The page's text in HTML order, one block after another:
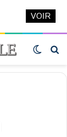
Switch
VOIR